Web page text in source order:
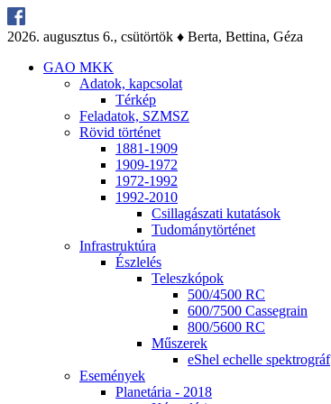
2026. au­gusz­tus 6., csü­tör­tök ♦ Ber­ta, Bet­ti­na, Gé­za
GAO MKK
Ada­tok, kap­cso­lat
Tér­kép
Fel­ada­tok, SZMSZ
Rö­vid tör­té­net
1881-1909
1909-1972
1972-1992
1992-2010
Csil­la­gá­sza­ti ku­ta­tá­sok
Tu­do­mány­tör­té­net
Inf­ra­struk­tú­ra
Ész­le­lés
Te­lesz­kó­pok
500/4500 RC
600/7500 Cas­seg­ra­in
800/5600 RC
Mű­sze­rek
eS­hel echel­le spekt­ro­gráf
Ese­mé­nyek
Pla­ne­tá­ria - 2018